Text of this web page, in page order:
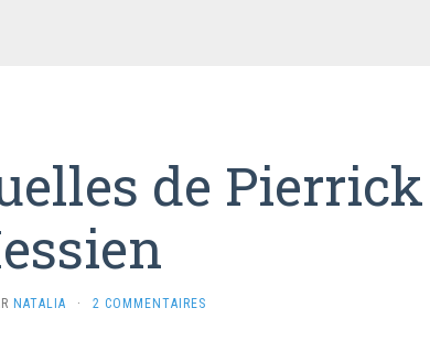
de Pierrick
NATALIA · 2 COMMENTAIRES